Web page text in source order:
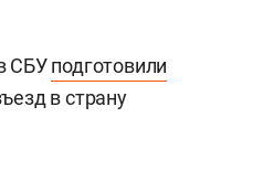
СБУподготовили
в страну